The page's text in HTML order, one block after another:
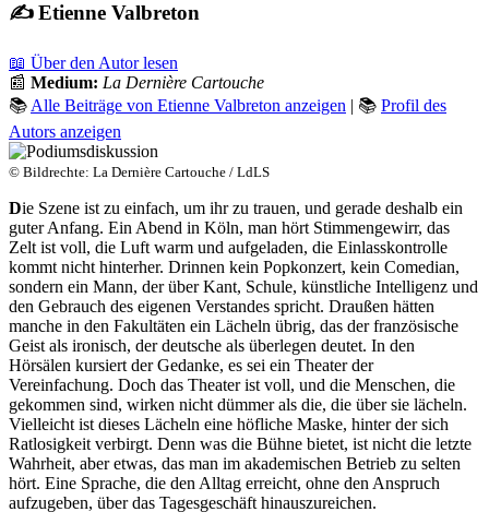
✍️ Etienne Valbreton
📖 Über den Autor lesen
📰 Medium: La Dernière Cartouche
📚 Alle Beiträge von Etienne Valbreton anzeigen | 📚 Profil des
Autors anzeigen
© Bildrechte: La Dernière Cartouche / LdLS
Die Szene ist zu einfach, um ihr zu trauen, und gerade deshalb ein
guter Anfang. Ein Abend in Köln, man hört Stimmengewirr, das
Zelt ist voll, die Luft warm und aufgeladen, die Einlasskontrolle
kommt nicht hinterher. Drinnen kein Popkonzert, kein Comedian,
sondern ein Mann, der über Kant, Schule, künstliche Intelligenz und
den Gebrauch des eigenen Verstandes spricht. Draußen hätten
manche in den Fakultäten ein Lächeln übrig, das der französische
Geist als ironisch, der deutsche als überlegen deutet. In den
Hörsälen kursiert der Gedanke, es sei ein Theater der
Vereinfachung. Doch das Theater ist voll, und die Menschen, die
gekommen sind, wirken nicht dümmer als die, die über sie lächeln.
Vielleicht ist dieses Lächeln eine höfliche Maske, hinter der sich
Ratlosigkeit verbirgt. Denn was die Bühne bietet, ist nicht die letzte
Wahrheit, aber etwas, das man im akademischen Betrieb zu selten
hört. Eine Sprache, die den Alltag erreicht, ohne den Anspruch
aufzugeben, über das Tagesgeschäft hinauszureichen.